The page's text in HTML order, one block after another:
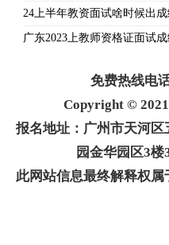
24上半年教资面试啥时候出成
广东2023上教师资格证面试
免费热线电
Copyright ©
报名地址：广州市天河
园金华园区3楼
此网站信息最终解释权